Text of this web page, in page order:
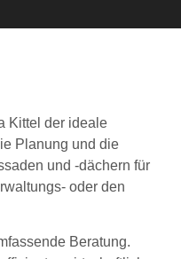
Kittel der ideale
Planung und die
und -dächern für
oder den
Beratung.